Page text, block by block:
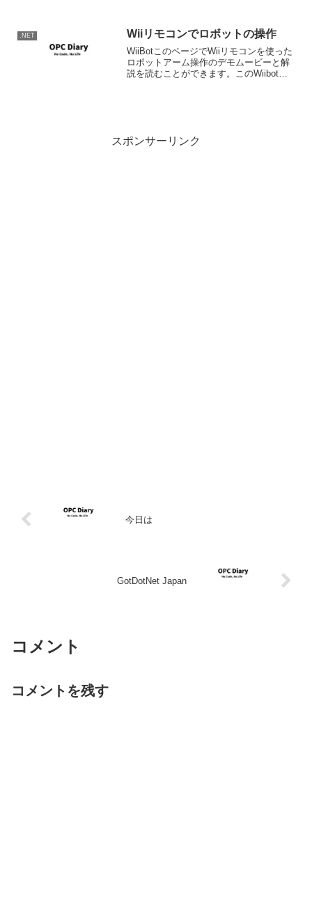
.NET Wiiリモコンでロボットの操作
WiiBotこのページでWiiリモコンを使った
ロボットアーム操作のデモムービーと解
説を読むことができます。このWiibotの
スポンサーリンク
今日は
GotDotNet Japan
コメント
コメントを残す